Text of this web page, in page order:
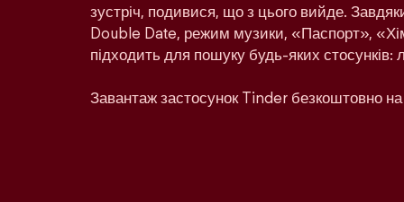
зустріч, подивися, що з цього вийде.
Double Date, режим музики, «Паспорт»,
підходить для пошуку будь-яких стосунків:
Завантаж застосунок Tinder безкоштовно